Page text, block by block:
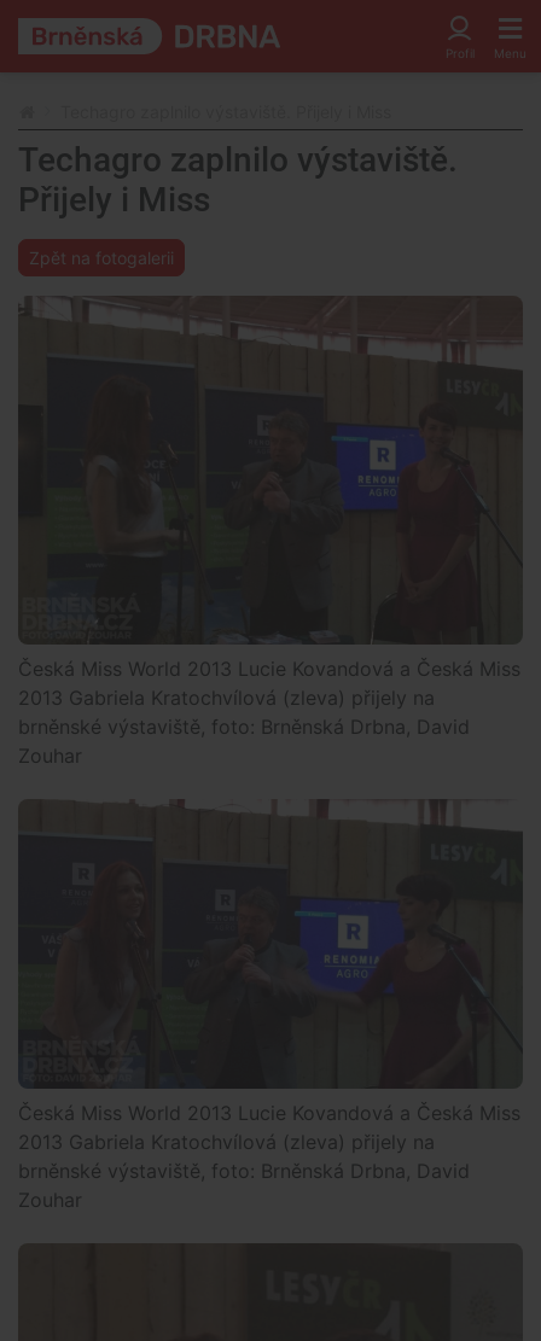
Techagro zaplnilo výstaviště.
Přijely i Miss
Zpět na fotogalerii
Česká Miss World 2013 Lucie Kovandová a Česká Miss
2013 Gabriela Kratochvílová (zleva) přijely na
brněnské výstaviště, foto: Brněnská Drbna, David
Zouhar
Česká Miss World 2013 Lucie Kovandová a Česká Miss
2013 Gabriela Kratochvílová (zleva) přijely na
brněnské výstaviště, foto: Brněnská Drbna, David
Zouhar